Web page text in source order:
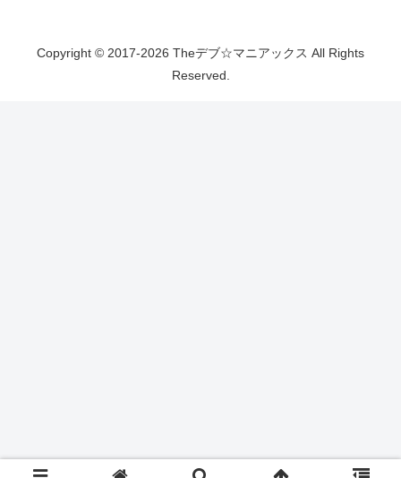
Copyright © 2017-2026 Theデブ☆マニアックス All Rights
Reserved.